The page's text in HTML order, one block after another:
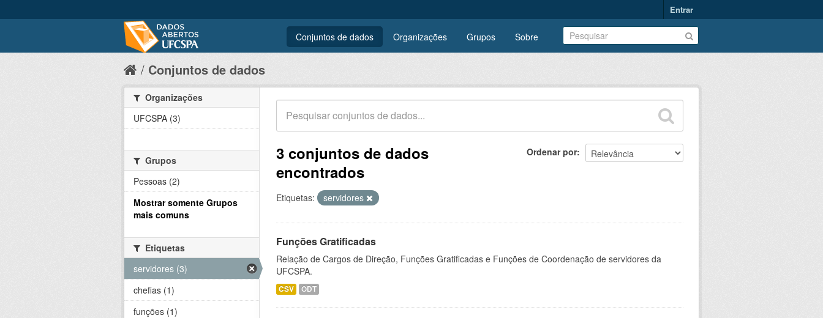
Entrar
Conjuntos de dados Organizações Grupos Sobre
Conjuntos de dados
Ordenar por
3 conjuntos de dados
encontrados
Etiquetas: servidores
Funções Gratificadas
Relação de Cargos de Direção, Funções Gratificadas e Funções de Coordenação de servidores da
UFCSPA.
CSV ODT
Organizações
UFCSPA (3)
Grupos
Pessoas (2)
Mostrar somente Grupos
mais comuns
Etiquetas
servidores (3)
chefias (1)
funções (1)